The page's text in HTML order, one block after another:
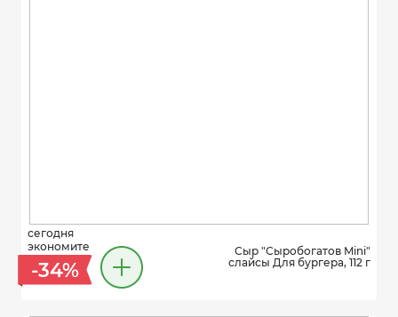
сегодня
экономите
-34%
Сыр "Сыробогатов Mini"
слайсы Для бургера, 112 г